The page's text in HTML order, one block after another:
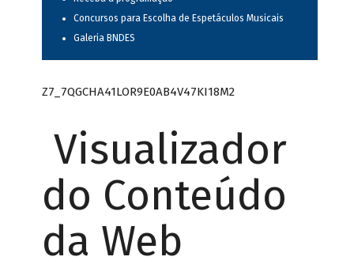
Concursos para Escolha de Espetáculos Musicais
Galeria BNDES
Z7_7QGCHA41LOR9E0AB4V47KI18M2
Visualizador
do Conteúdo
da Web